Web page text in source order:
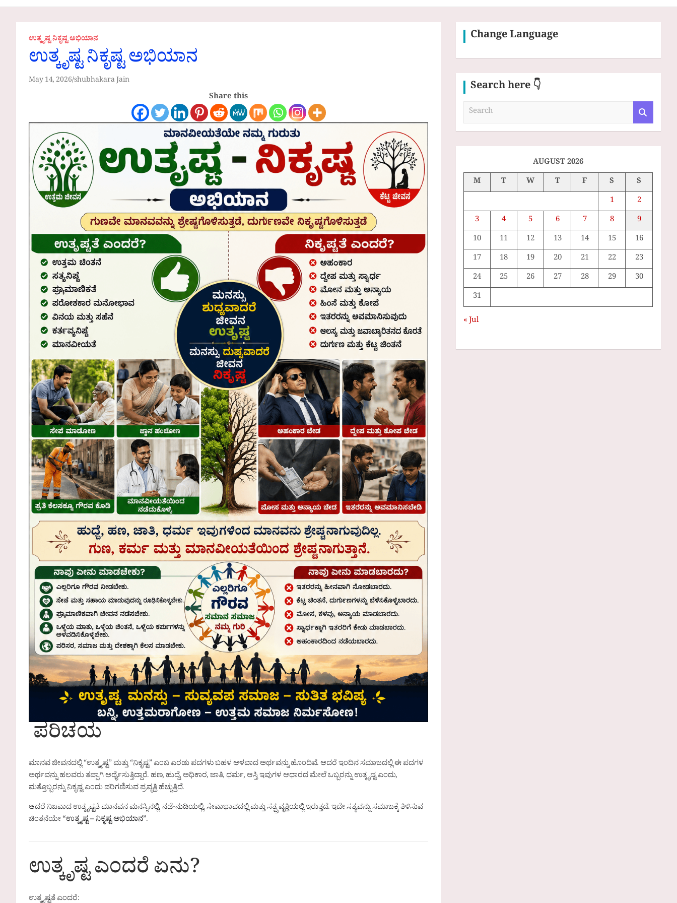
ಉತ್ಕೃಷ್ಟ ನಿಕೃಷ್ಟ ಅಭಿಯಾನ
ಉತ್ಕೃಷ್ಟ ನಿಕೃಷ್ಟ ಅಭಿಯಾನ
May 14, 2026 shubhakara Jain
Share this
ಪರಿಚಯ
ಮಾನವ ಜೀವನದಲ್ಲಿ “ಉತ್ಕೃಷ್ಟ” ಮತ್ತು “ನಿಕೃಷ್ಟ” ಎಂಬ ಎರಡು ಪದಗಳು ಬಹಳ ಆಳವಾದ ಅರ್ಥವನ್ನು ಹೊಂದಿವೆ. ಆದರೆ ಇಂದಿನ ಸಮಾಜದಲ್ಲಿ ಈ ಪದಗಳ
ಅರ್ಥವನ್ನು ಹಲವರು ತಪ್ಪಾಗಿ ಅರ್ಥೈಸುತ್ತಿದ್ದಾರೆ. ಹಣ, ಹುದ್ದೆ, ಅಧಿಕಾರ, ಜಾತಿ, ಧರ್ಮ, ಆಸ್ತಿ ಇವುಗಳ ಆಧಾರದ ಮೇಲೆ ಒಬ್ಬರನ್ನು ಉತ್ಕೃಷ್ಟ ಎಂದು,
ಮತ್ತೊಬ್ಬರನ್ನು ನಿಕೃಷ್ಟ ಎಂದು ಪರಿಗಣಿಸುವ ಪ್ರವೃತ್ತಿ ಹೆಚ್ಚುತ್ತಿದೆ.
ಆದರೆ ನಿಜವಾದ ಉತ್ಕೃಷ್ಟತೆ ಮಾನವನ ಮನಸ್ಸಿನಲ್ಲಿ, ನಡೆ-ನುಡಿಯಲ್ಲಿ, ಸೇವಾಭಾವದಲ್ಲಿ ಮತ್ತು ಸತ್ಪ್ರವೃತ್ತಿಯಲ್ಲಿ ಇರುತ್ತದೆ. ಇದೇ ಸತ್ಯವನ್ನು ಸಮಾಜಕ್ಕೆ ತಿಳಿಸುವ
ಚಿಂತನೆಯೇ “ಉತ್ಕೃಷ್ಟ – ನಿಕೃಷ್ಟ ಅಭಿಯಾನ”.
ಉತ್ಕೃಷ್ಟ ಎಂದರೆ ಏನು?
ಉತ್ಕೃಷ್ಟತೆ ಎಂದರೆ:
Change Language
Search here 👇
a
AUGUST 2026
M
T W T F S
S
1
2
3
4 5 6 7 8
9
10
11 12 13 14 15
16
17
18 19 20 21 22
23
24
25 26 27 28 29
30
31
« Jul